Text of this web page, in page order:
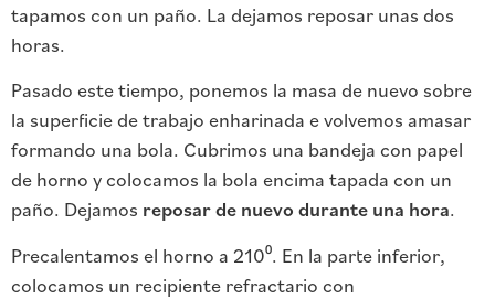
tapamos con un paño. La dejamos reposar unas dos
horas.
Pasado este tiempo, ponemos la masa de nuevo sobre
la superficie de trabajo enharinada e volvemos amasar
formando una bola. Cubrimos una bandeja con papel
de horno y colocamos la bola encima tapada con un
paño. Dejamos reposar de nuevo durante una hora.
Precalentamos el horno a 210⁰. En la parte inferior,
colocamos un recipiente refractario con